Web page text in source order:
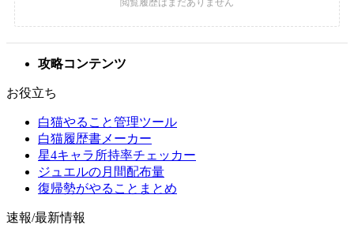
攻略コンテンツ
お役立ち
白猫やること管理ツール
白猫履歴書メーカー
星4キャラ所持率チェッカー
ジュエルの月間配布量
復帰勢がやることまとめ
速報/最新情報